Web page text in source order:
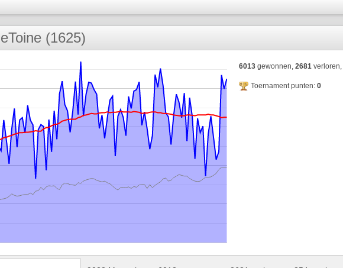
(1625)
6013gewonnen, 2681verloren,
Toernament punten: 0